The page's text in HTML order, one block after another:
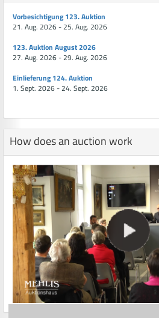
Vorbesichtigung 123. Auktion
21. Aug. 2026 - 25. Aug. 2026
123. Auktion August 2026
27. Aug. 2026 - 29. Aug. 2026
Einlieferung 124. Auktion
1. Sept. 2026 - 24. Sept. 2026
How does an auction work